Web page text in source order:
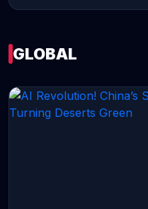
GLOBAL